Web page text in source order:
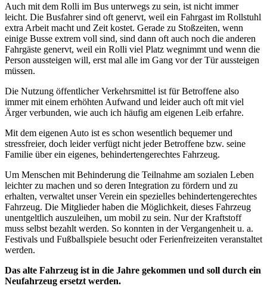
Auch mit dem Rolli im Bus unterwegs zu sein, ist nicht immer
leicht. Die Busfahrer sind oft genervt, weil ein Fahrgast im Rollstuhl
extra Arbeit macht und Zeit kostet. Gerade zu Stoßzeiten, wenn
einige Busse extrem voll sind, sind dann oft auch noch die anderen
Fahrgäste genervt, weil ein Rolli viel Platz wegnimmt und wenn die
Person aussteigen will, erst mal alle im Gang vor der Tür aussteigen
müssen.
Die Nutzung öffentlicher Verkehrsmittel ist für Betroffene also
immer mit einem erhöhten Aufwand und leider auch oft mit viel
Ärger verbunden, wie auch ich häufig am eigenen Leib erfahre.
Mit dem eigenen Auto ist es schon wesentlich bequemer und
stressfreier, doch leider verfügt nicht jeder Betroffene bzw. seine
Familie über ein eigenes, behindertengerechtes Fahrzeug.
Um Menschen mit Behinderung die Teilnahme am sozialen Leben
leichter zu machen und so deren Integration zu fördern und zu
erhalten, verwaltet unser Verein ein spezielles behindertengerechtes
Fahrzeug. Die Mitglieder haben die Möglichkeit, dieses Fahrzeug
unentgeltlich auszuleihen, um mobil zu sein. Nur der Kraftstoff
muss selbst bezahlt werden. So konnten in der Vergangenheit u. a.
Festivals und Fußballspiele besucht oder Ferienfreizeiten veranstaltet
werden.
Das alte Fahrzeug ist in die Jahre gekommen und soll durch ein
Neufahrzeug ersetzt werden.